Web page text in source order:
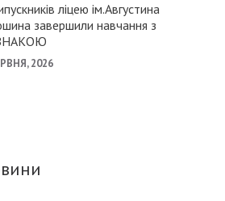
ліцею ім.Августина
завершили навчання з
2026